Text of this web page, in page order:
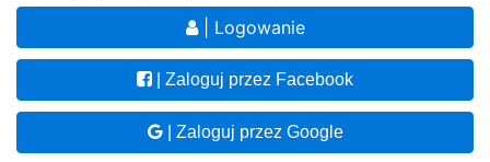
| Logowanie
| Zaloguj przez Facebook
| Zaloguj przez Google